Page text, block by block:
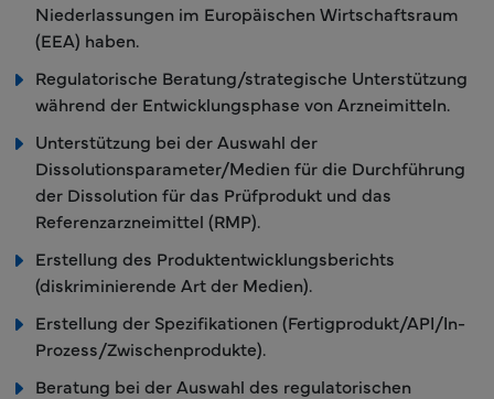
Niederlassungen im Europäischen Wirtschaftsraum
(EEA) haben.
Regulatorische Beratung/strategische Unterstützung
während der Entwicklungsphase von Arzneimitteln.
Unterstützung bei der Auswahl der
Dissolutionsparameter/Medien für die Durchführung
der Dissolution für das Prüfprodukt und das
Referenzarzneimittel (RMP).
Erstellung des Produktentwicklungsberichts
(diskriminierende Art der Medien).
Erstellung der Spezifikationen (Fertigprodukt/API/In-
Prozess/Zwischenprodukte).
Beratung bei der Auswahl des regulatorischen